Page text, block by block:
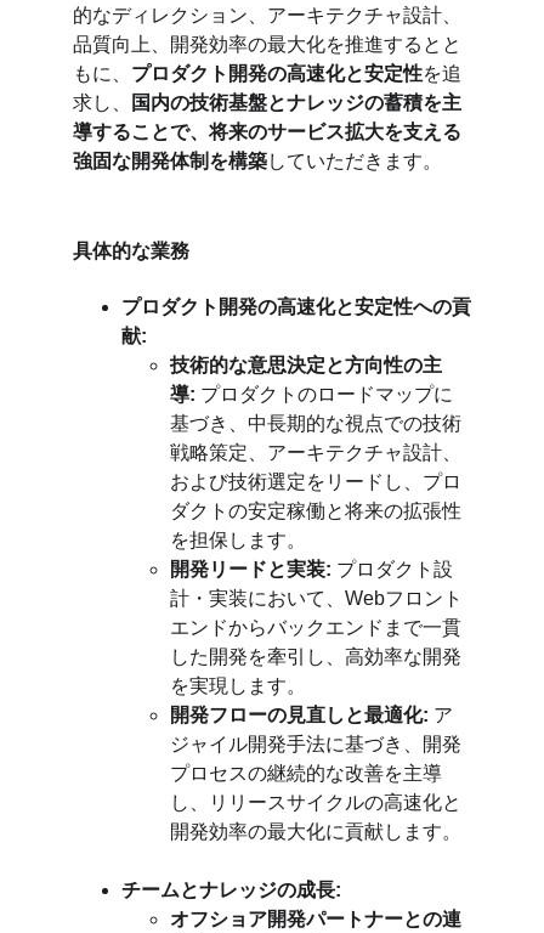
的なディレクション、アーキテクチャ設計、
品質向上、開発効率の最大化を推進するとと
もに、 プロダクト開発の高速化と安定性を追
求し、 国内の技術基盤とナレッジの蓄積を主
導することで、将来のサービス拡大を支える
強固な開発体制を構築していただきます。
具体的な業務
プロダクト開発の高速化と安定性への貢
献:
技術的な意思決定と方向性の主
導: プロダクトのロードマップに
基づき、中長期的な視点での技術
戦略策定、アーキテクチャ設計、
および技術選定をリードし、プロ
ダクトの安定稼働と将来の拡張性
を担保します。
開発リードと実装: プロダクト設
計・実装において、Webフロント
エンドからバックエンドまで一貫
した開発を牽引し、高効率な開発
を実現します。
開発フローの見直しと最適化: ア
ジャイル開発手法に基づき、開発
プロセスの継続的な改善を主導
し、リリースサイクルの高速化と
開発効率の最大化に貢献します。
チームとナレッジの成長:
オフショア開発パートナーとの連